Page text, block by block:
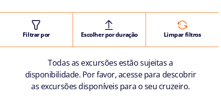
Filtrar por Escolher por duração Limpar filtros
Todas as excursões estão sujeitas a
disponibilidade. Por favor, acesse para descobrir
as excursões disponíveis para o seu cruzeiro.